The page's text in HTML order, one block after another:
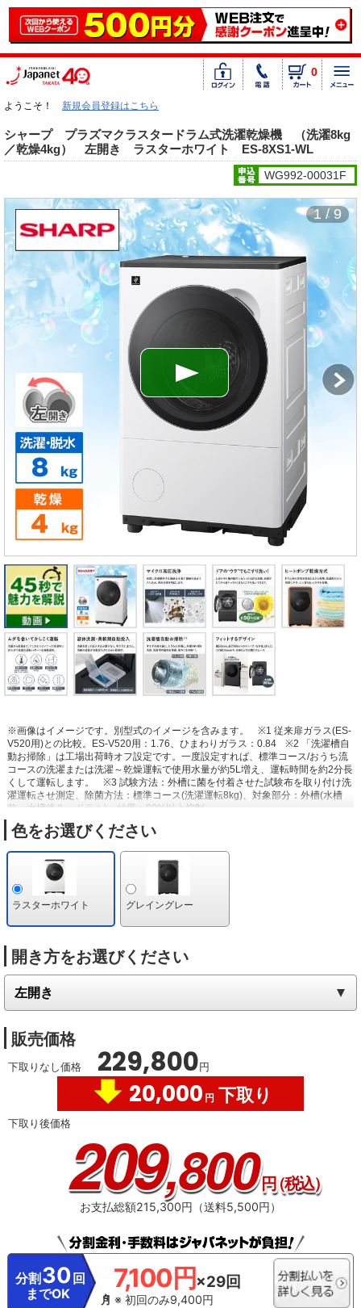
0
ようこそ！ 新規会員登録はこちら
シャープ プラズマクラスタードラム式洗濯乾燥機 （洗濯8kg
／乾燥4kg） 左開き ラスターホワイト ES-8XS1-WL
WG992-00031F
1 / 9
※画像はイメージです。別型式のイメージを含みます。
※1 従来扉ガラス(ES-
V520用)との比較。ES-V520用：1.76、ひまわりガラス：0.84
※2 「洗濯槽自
動お掃除」は工場出荷時オフ設定です。一度設定すれば、標準コース/おうち流
コースの洗濯または洗濯～乾燥運転で使用水量が約5L増え、運転時間を約2分長
くして運転します。
※3 試験方法：外槽に菌を付着させた試験布を取り付け洗
濯運転させ測定、除菌方法：標準コース(洗濯運転8kg)、対象部分：外槽(水槽
前、水槽後ろ、ドラム)、結果：99%以上抑制。
色をお選びください
ラスターホワイト グレイングレー
開き方をお選びください
販売価格
下取りなし価格 229,800円
20,000 円 下取り
下取り後価格209,800円（税込）
お支払総額215,300円（送料5,500円）
分割 30 回
までOK
7,100円×29回
※ 初回のみ9,400円